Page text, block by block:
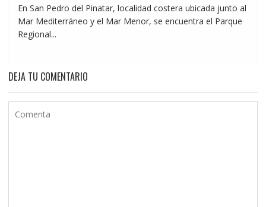
En San Pedro del Pinatar, localidad costera ubicada junto al
Mar Mediterráneo y el Mar Menor, se encuentra el Parque
Regional...
DEJA TU COMENTARIO